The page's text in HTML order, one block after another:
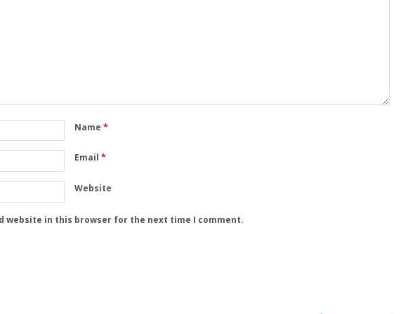
Name *
Email *
Website
website in this browser for the next time I comment.